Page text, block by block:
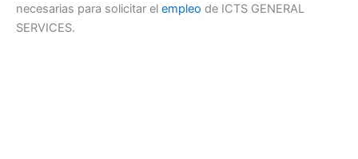
necesarias para solicitar el empleo de ICTS GENERAL
SERVICES.